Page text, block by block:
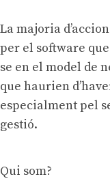
La majoria
per el software
se en el model de
que haurien
especialment pel
gestió.
Qui som?